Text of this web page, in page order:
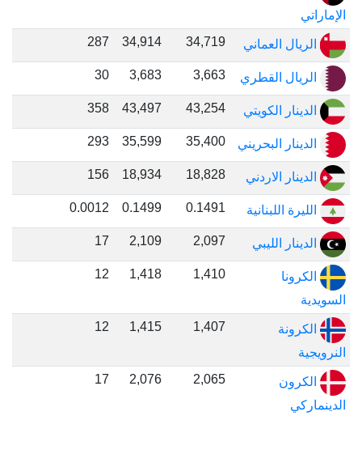
الإماراتي
الريال العماني 34,719
34,914
287
الريال القطري 3,663
3,683
30
الدينار الكويتي 43,254
43,497
358
الدينار البحريني 35,400
35,599
293
الدينار الاردني 18,828
18,934
156
الليرة اللبنانية 0.1491
0.1499
0.0012
الدينار الليبي 2,097
2,109
17
الكرونا
السويدية
1,410
1,418
12
الكرونة
النرويجية
1,407
1,415
12
الكرون
الدينماركي
2,065
2,076
17